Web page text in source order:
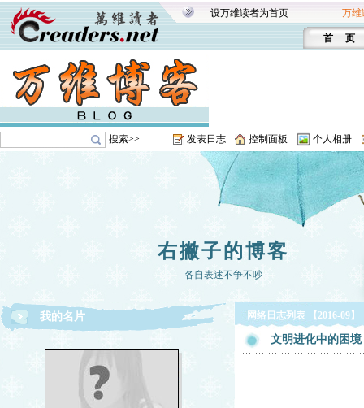
设万维读者为首页 万维
首 页
搜索>> 发表日志 控制面板 个人相册
右撇子的博客
各自表述不争不吵
我的名片 网络日志列表 【2016-09】
文明进化中的困境